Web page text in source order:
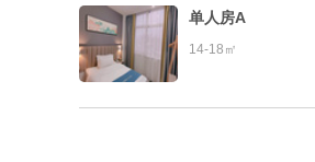
单人房A
14-18㎡